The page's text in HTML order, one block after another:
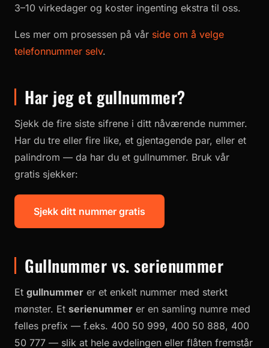
3–10 virkedager og koster ingenting ekstra til oss.
Les mer om prosessen på vår side om å velge
telefonnummer selv.
Har jeg et gullnummer?
Sjekk de fire siste sifrene i ditt nåværende nummer.
Har du tre eller fire like, et gjentagende par, eller et
palindrom — da har du et gullnummer. Bruk vår
gratis sjekker:
Sjekk ditt nummer gratis
Gullnummer vs. serienummer
Et gullnummer er et enkelt nummer med sterkt
mønster. Et serienummer er en samling numre med
felles prefix — f.eks. 400 50 999, 400 50 888, 400
50 777 — slik at hele avdelingen eller flåten fremstår